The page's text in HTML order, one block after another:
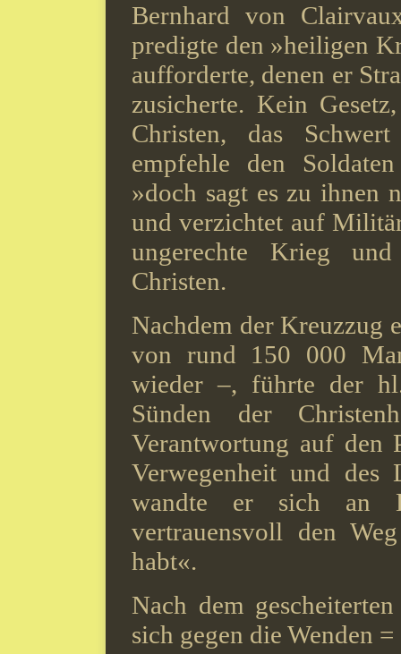
Bernhard von
predigte den »heiligen
aufforderte, denen er
zusicherte. Kein
Christen, das
empfehle den
»doch sagt es zu ihnen
und verzichtet auf
ungerechte Krieg
Christen.
Nachdem der Kreuzzug
von rund 150 000
wieder –, führte der
Sünden der
Verantwortung auf den
Verwegenheit und des
wandte er sich an
vertrauensvoll den
habt«.
Nach dem
sich gegen die Wenden